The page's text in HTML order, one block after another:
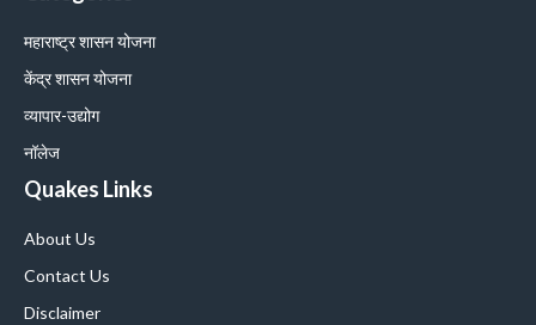
महाराष्ट्र शासन योजना
केंद्र शासन योजना
व्यापार-उद्योग
नॉलेज
Quakes Links
About Us
Contact Us
Disclaimer